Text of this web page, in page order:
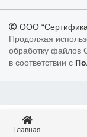
ООО
Продолжая
обработку файлов
в соответствии с
Главная